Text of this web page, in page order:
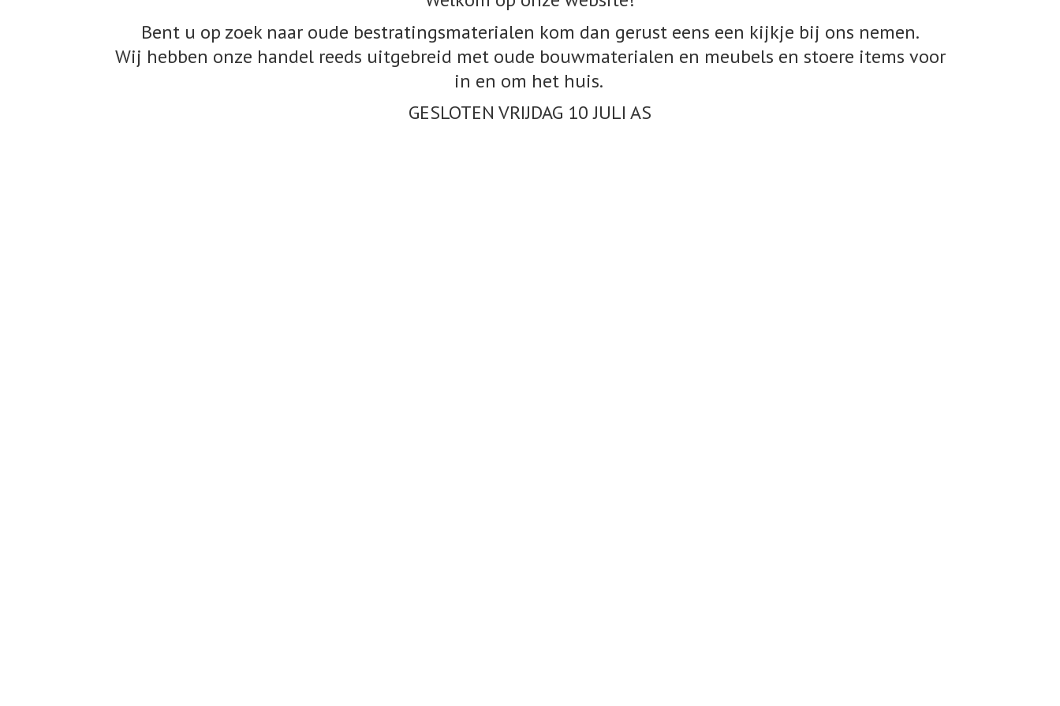
Bent u op zoek naar oude bestratingsmaterialen kom dan gerust eens een kijkje bij ons nemen.
Wij hebben onze handel reeds uitgebreid met oude bouwmaterialen en meubels en stoere items voor
in en om het huis.
GESLOTEN VRIJDAG 10JULI AS